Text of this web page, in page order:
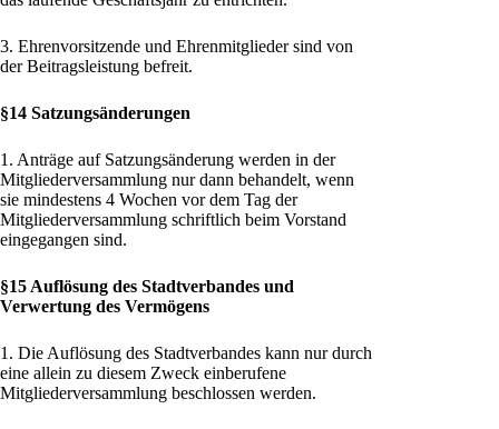
3. Ehrenvorsitzende und Ehrenmitglieder sind von
der Beitragsleistung befreit.
§14 Satzungsänderungen
1. Anträge auf Satzungsänderung werden in der
Mitgliederversammlung nur dann behandelt, wenn
sie mindestens 4 Wochen vor dem Tag der
Mitgliederversammlung schriftlich beim Vorstand
eingegangen sind.
§15 Auflösung des Stadtverbandes und
Verwertung des Vermögens
1. Die Auflösung des Stadtverbandes kann nur durch
eine allein zu diesem Zweck einberufene
Mitgliederversammlung beschlossen werden.